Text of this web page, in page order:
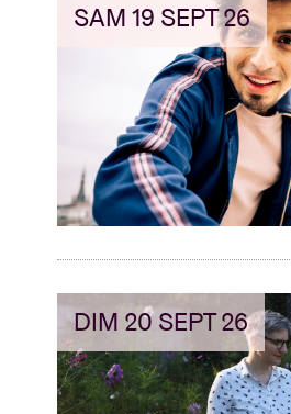
Infos
AB ❤
SAM 19 SEPT 26
DIM 20 SEPT 26